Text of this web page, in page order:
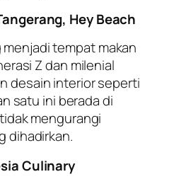
Hey Beach
tempat makan
Z dan milenial
desain interior seperti
satu ini berada di
mengurangi
dihadirkan.
Culinary